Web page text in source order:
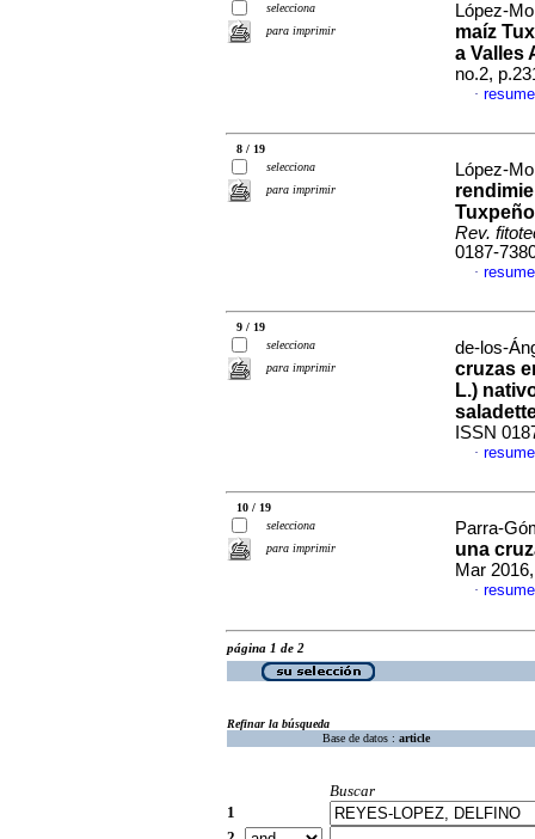
selecciona
para imprimir
López-
maíz
a Valles
no.2,
·
8 / 19
selecciona
para imprimir
López-
Rev.
0187-
·
9 / 19
selecciona
para imprimir
de-los-
cruzas
L.)
ISSN
·
10 / 19
selecciona
para imprimir
Parra-
una
Mar
·
página 1 de 2
Refinar la búsqueda
Base de datos : article
Buscar
1